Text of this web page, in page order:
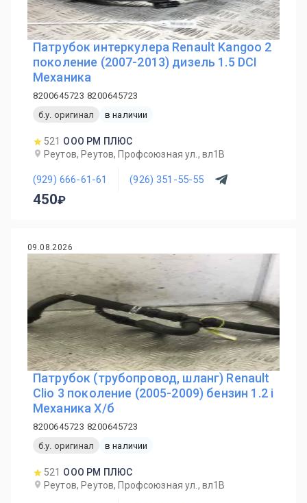
Патрубок интеркулера Renault Kangoo 2
поколение (2007-2013) дизель 1.5 DCI
Механика
8200645723 8200645723
б.у. оригинал
в наличии
521 ООО РМ ПЛЮС
Реутов, Реутов, Профсоюзная ул., вл1В
(929) 666-61-61 (926) 351-55-55
450
09.08.2026
Патрубок (трубопровод, шланг) Renault
Clio 3 поколение (2005-2009) бензин 1.2 i
Механика Х/б
8200645723 8200645723
б.у. оригинал
в наличии
521 ООО РМ ПЛЮС
Реутов, Реутов, Профсоюзная ул., вл1В